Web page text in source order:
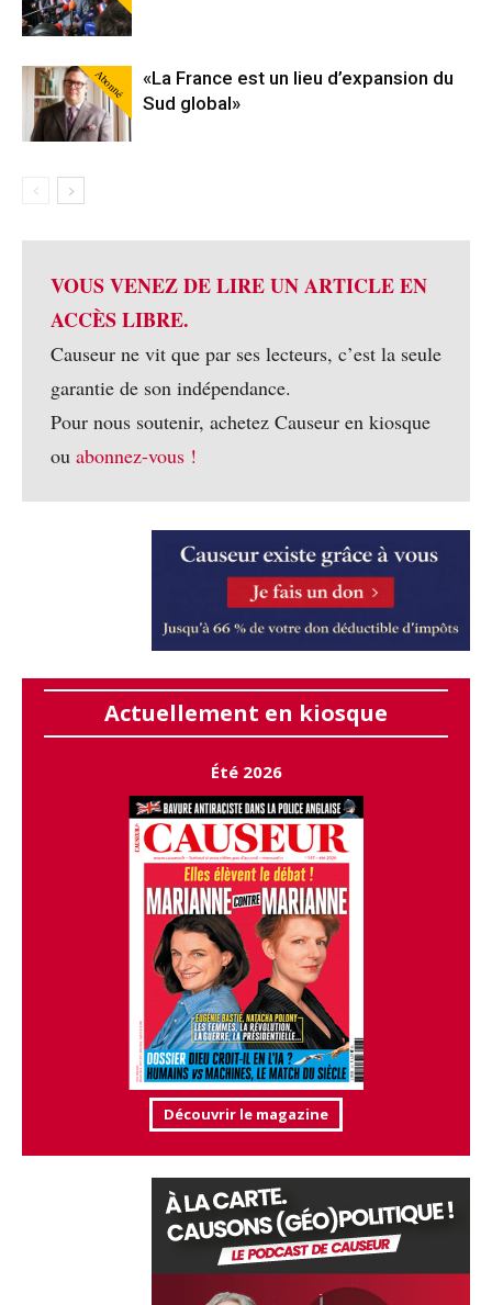
Abonné
«La France est un lieu d’expansion du
Sud global»
VOUS VENEZ DE LIRE UN ARTICLE EN
ACCÈS LIBRE.
Causeur ne vit que par ses lecteurs, c’est la seule
garantie de son indépendance.
Pour nous soutenir, achetez Causeur en kiosque
ou abonnez-vous !
Actuellement en kiosque
Été 2026
Découvrir le magazine